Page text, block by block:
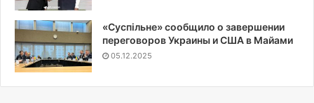
«Суспiльне» сообщило о завершении
переговоров Украины и США в Майами
05.12.2025